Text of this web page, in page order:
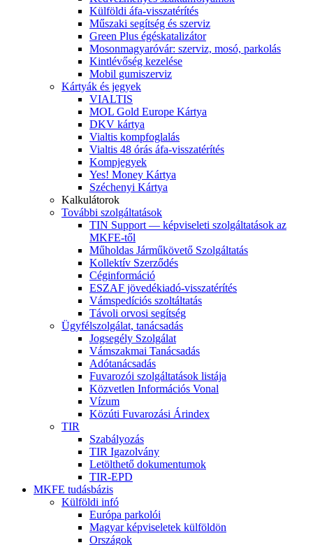
Külföldi áfa-visszatérítés
Műszaki segítség és szerviz
Green Plus égéskatalizátor
Mosonmagyaróvár: szerviz, mosó, parkolás
Kintlévőség kezelése
Mobil gumiszerviz
Kártyák és jegyek
VIALTIS
MOL Gold Europe Kártya
DKV kártya
Vialtis kompfoglalás
Vialtis 48 órás áfa-visszatérítés
Kompjegyek
Yes! Money Kártya
Széchenyi Kártya
Kalkulátorok
További szolgáltatások
TIN Support — képviseleti szolgáltatások az
MKFE-től
Műholdas Járműkövető Szolgáltatás
Kollektív Szerződés
Céginformáció
ESZAF jövedékiadó-visszatérítés
Vámspedíciós szoltáltatás
Távoli orvosi segítség
Ügyfélszolgálat, tanácsadás
Jogsegély Szolgálat
Vámszakmai Tanácsadás
Adótanácsadás
Fuvarozói szolgáltatások listája
Közvetlen Információs Vonal
Vízum
Közúti Fuvarozási Árindex
TIR
Szabályozás
TIR Igazolvány
Letölthető dokumentumok
TIR-EPD
MKFE tudásbázis
Külföldi infó
Európa parkolói
Magyar képviseletek külföldön
Országok